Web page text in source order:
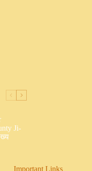
Ji-
Important Links